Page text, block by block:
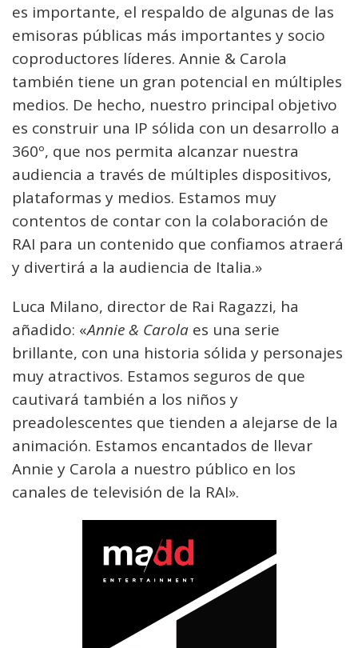
es importante, el respaldo de algunas de las
emisoras públicas más importantes y socio
coproductores líderes. Annie & Carola
también tiene un gran potencial en múltiples
medios. De hecho, nuestro principal objetivo
es construir una IP sólida con un desarrollo a
360º, que nos permita alcanzar nuestra
audiencia a través de múltiples dispositivos,
plataformas y medios. Estamos muy
contentos de contar con la colaboración de
RAI para un contenido que confiamos atraerá
y divertirá a la audiencia de Italia.»
Luca Milano, director de Rai Ragazzi, ha
añadido: «Annie & Carola es una serie
brillante, con una historia sólida y personajes
muy atractivos. Estamos seguros de que
cautivará también a los niños y
preadolescentes que tienden a alejarse de la
animación. Estamos encantados de llevar
Annie y Carola a nuestro público en los
canales de televisión de la RAI».